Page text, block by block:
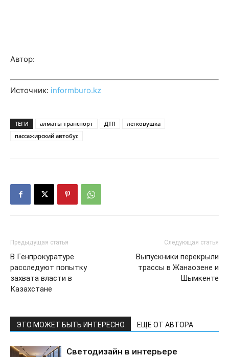
Автор:
Источник: informburo.kz
ТЕГИ алматы транспорт ДТП
легковушка
пассажирский автобус
Предыдущая статья
В Генпрокуратуре
расследуют попытку
захвата власти в
Казахстане
Следующая статья
Выпускники перекрыли
трассы в Жанаозене и
Шымкенте
ЭТО МОЖЕТ БЫТЬ ИНТЕРЕСНО ЕЩЕ ОТ АВТОРА
Светодизайн в интерьере